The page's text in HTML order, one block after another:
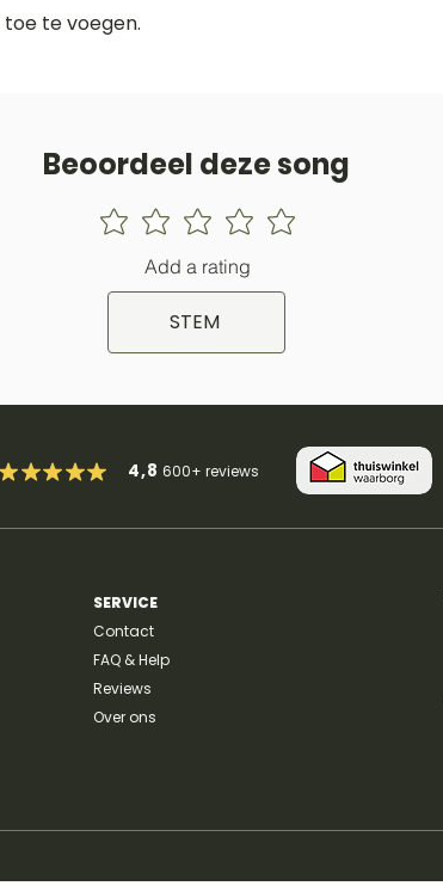
te voegen.
Beoordeel deze song
Add a rating
STEM
4,8600+reviews
SERVICE
Contact
FAQ & Help
Reviews
Over ons